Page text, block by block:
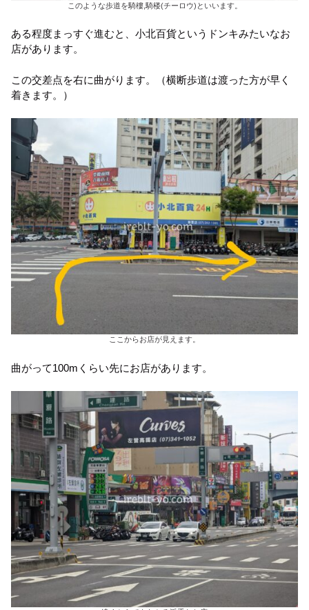
このような歩道を騎樓,騎楼(チーロウ)といいます。
ある程度まっすぐ進むと、小北百貨というドンキみたいなお
店があります。
この交差点を右に曲がります。（横断歩道は渡った方が早く
着きます。）
ここからお店が見えます。
曲がって100mくらい先にお店があります。